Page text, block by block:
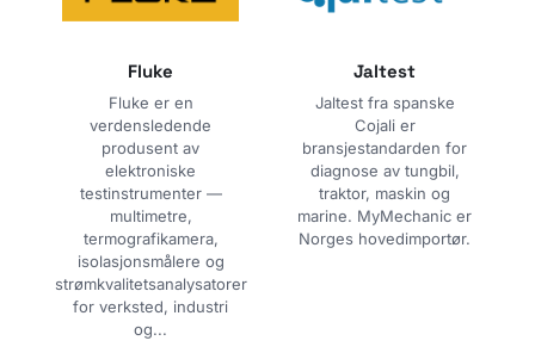
Fluke
Fluke er en
verdensledende
produsent av
elektroniske
testinstrumenter —
multimetre,
termografikamera,
isolasjonsmålere og
strømkvalitetsanalysatorer
for verksted, industri
og...
Jaltest
Jaltest fra spanske
Cojali er
bransjestandarden for
diagnose av tungbil,
traktor, maskin og
marine. MyMechanic er
Norges hovedimportør.